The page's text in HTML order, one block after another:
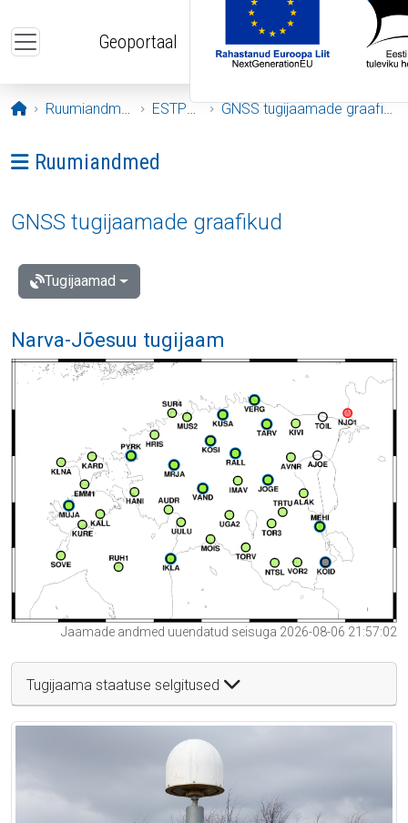
Geoportaal
Avaleht
Ruumiandmed ESTPOS GNSS tugijaamade graafikud
Ava menüü: Ruumiandmed
Ruumiandmed
GNSS tugijaamade graafikud
Tugijaamad
Narva-Jõesuu tugijaam
Jaamade andmed uuendatud seisuga 2026-08-06 21:57:02
Tugijaama staatuse selgitused